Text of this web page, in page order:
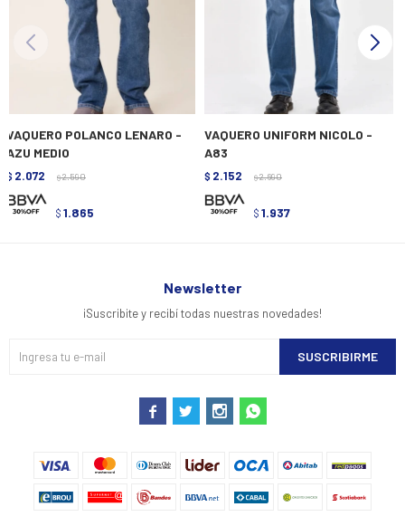
VAQUERO POLANCO LENARO -
AZU MEDIO
$ 2.072 $ 2.590
$ 1.865
VAQUERO UNIFORM NICOLO -
A83
$ 2.152 $ 2.690
$ 1.937
Newsletter
¡Suscribite y recibí todas nuestras novedades!
SUSCRIBIRME
   